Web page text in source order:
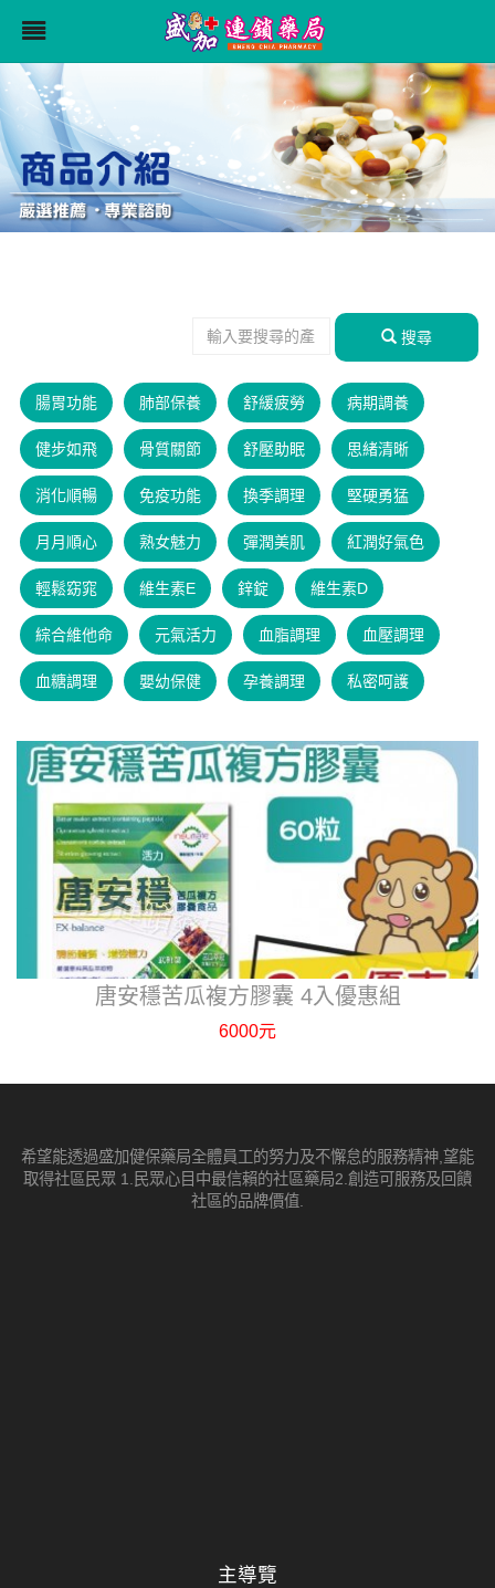
搜尋
腸胃功能 肺部保養 舒緩疲勞 病期調養
健步如飛 骨質關節 舒壓助眠 思緒清晰
消化順暢 免疫功能 換季調理 堅硬勇猛
月月順心 熟女魅力 彈潤美肌 紅潤好氣色
輕鬆窈窕 維生素E 鋅錠 維生素D
綜合維他命 元氣活力 血脂調理 血壓調理
血糖調理 嬰幼保健 孕養調理 私密呵護
唐安穩苦瓜複方膠囊 4入優惠組
6000元
希望能透過盛加健保藥局全體員工的努力及不懈怠的服務精神,望能
取得社區民眾 1.民眾心目中最信賴的社區藥局2.創造可服務及回饋
社區的品牌價值.
主導覽